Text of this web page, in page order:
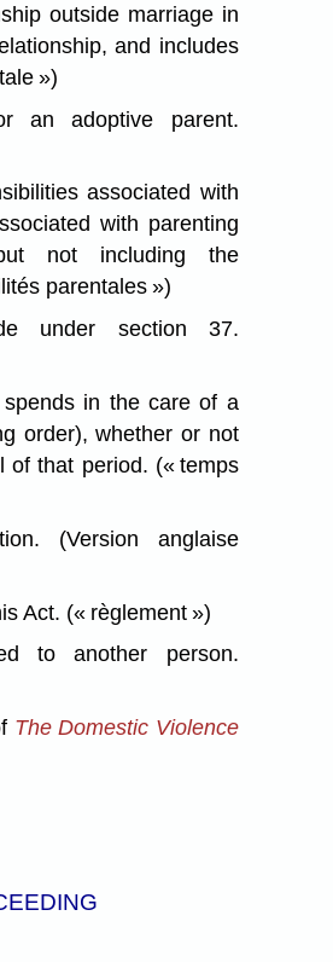
outside marriage in
and includes
»)
an adoptive parent.
associated with
with parenting
not including the
parentales »)
under section 37.
in the care of a
order), whether or not
of that period. (« temps
(Version anglaise
Act. (« règlement »)
to another person.
The Domestic Violence